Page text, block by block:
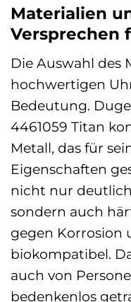
Materialien
Versprechen
Die Auswahl des
hochwertigen
Bedeutung.
4461059 Titan
Metall, das für
Eigenschaften
nicht nur
sondern auch
gegen Korrosion
biokompatibel.
auch von
bedenkenlos